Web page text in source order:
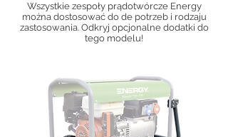
Wszystkie zespoły prądotwórcze Energy
można dostosować do de potrzeb i rodzaju
zastosowania. Odkryj opcjonalne dodatki do
tego modelu!